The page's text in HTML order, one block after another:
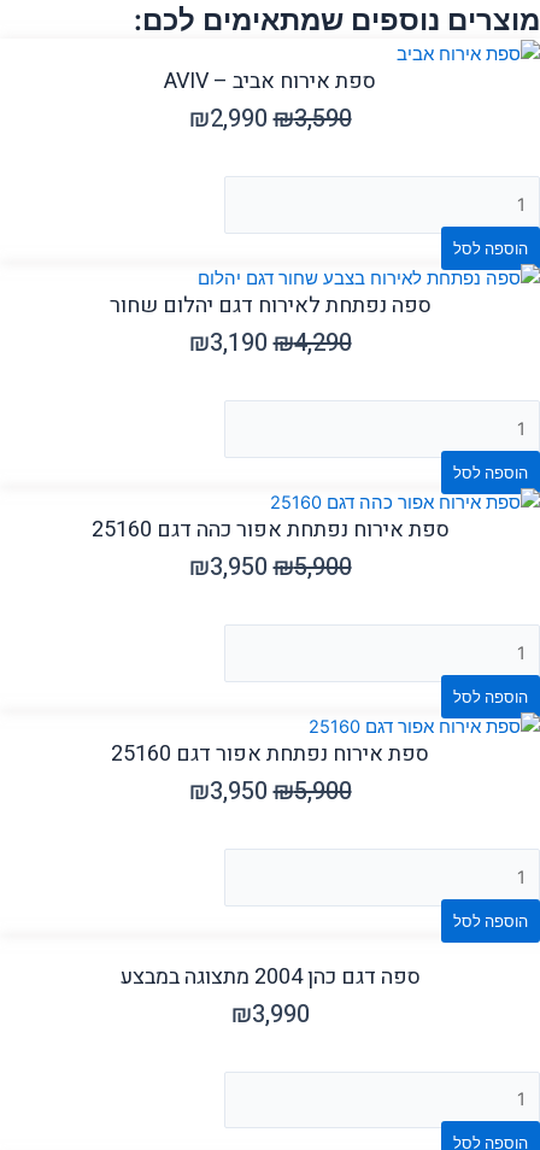
מוצרים נוספים שמתאימים לכם:
ספת אירוח אביב – AVIV
₪3,590
₪2,990
הוספה לסל
ספה נפתחת לאירוח דגם יהלום שחור
₪4,290
₪3,190
הוספה לסל
ספת אירוח נפתחת אפור כהה דגם 25160
₪5,900
₪3,950
הוספה לסל
ספת אירוח נפתחת אפור דגם 25160
₪5,900
₪3,950
הוספה לסל
ספה דגם כהן 2004 מתצוגה במבצע
₪3,990
הוספה לסל